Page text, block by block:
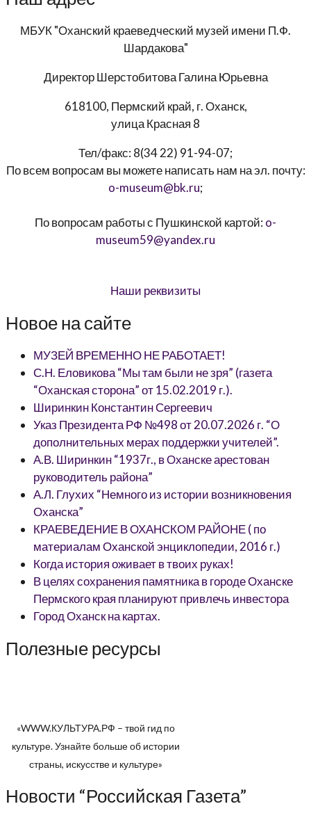
МБУК "Оханский краеведческий музей имени П.Ф.
Шардакова"
ДиректорШерстобитова Галина Юрьевна
618100, Пермский край, г. Оханск,
улица Красная 8
Тел/факс: 8(34 22) 91-94-07;
По всем вопросам вы можете написать нам на эл. почту:
o-museum@bk.ru;
По вопросам работы с Пушкинской картой: o-
museum59@yandex.ru
Наши реквизиты
Новое на сайте
МУЗЕЙ ВРЕМЕННО НЕ РАБОТАЕТ!
С.Н. Еловикова “Мы там были не зря” (газета
“Оханская сторона” от 15.02.2019 г.).
Ширинкин Константин Сергеевич
Указ Президента РФ №498 от 20.07.2026 г. “О
дополнительных мерах поддержки учителей”.
А.В. Ширинкин “1937г., в Оханске арестован
руководитель района”
А.Л. Глухих “Немного из истории возникновения
Оханска”
КРАЕВЕДЕНИЕ В ОХАНСКОМ РАЙОНЕ ( по
материалам Оханской энциклопедии, 2016 г.)
Когда история оживает в твоих руках!
В целях сохранения памятника в городе Оханске
Пермского края планируют привлечь инвестора
Город Оханск на картах.
Полезные ресурсы
«WWW.КУЛЬТУРА.РФ – твой гид по
культуре. Узнайте больше об истории
страны, искусстве и культуре»
Новости “Российская Газета”